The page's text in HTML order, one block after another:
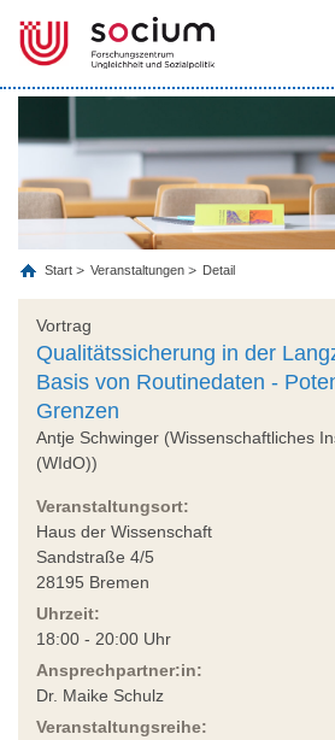
Start Veranstaltungen Detail
Vortrag
Qualitätssicherung in der
Basis von Routinedaten -
Grenzen
Antje Schwinger (Wissenschaftliches
(WIdO))
Veranstaltungsort:
Haus der Wissenschaft
Sandstraße 4/5
28195 Bremen
Uhrzeit:
18:00 - 20:00 Uhr
Ansprechpartner:in:
Dr. Maike Schulz
Veranstaltungsreihe: